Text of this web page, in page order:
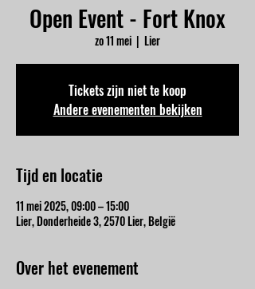
Open Event - Fort Knox
zo 11 mei
  |
Lier
Tickets zijn niet te koop
Andere evenementen bekijken
Tijd en locatie
11 mei 2025, 09:00 – 15:00
Lier, Donderheide 3, 2570 Lier, België
Over het evenement